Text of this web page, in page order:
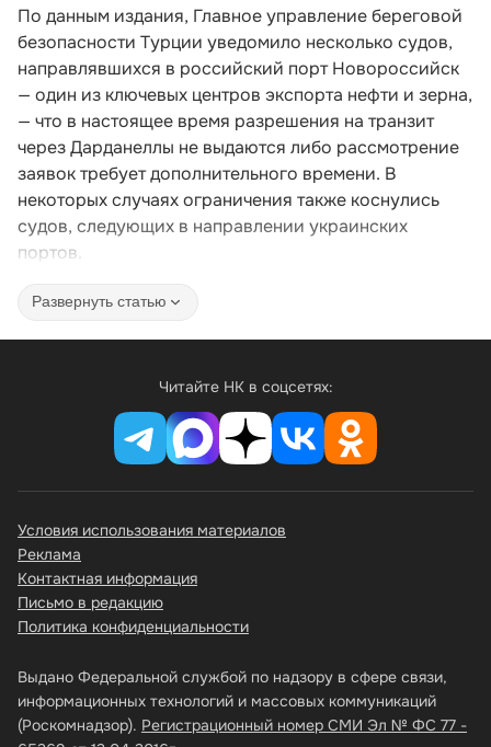
По данным издания, Главное управление береговой
безопасности Турции уведомило несколько судов,
направлявшихся в российский порт Новороссийск
— один из ключевых центров экспорта нефти и зерна,
— что в настоящее время разрешения на транзит
через Дарданеллы не выдаются либо рассмотрение
заявок требует дополнительного времени. В
некоторых случаях ограничения также коснулись
судов, следующих в направлении украинских
портов.
Развернуть статью
Читайте НК в соцсетях:
Выдано Федеральной службой по надзору в сфере связи,
информационных технологий и массовых коммуникаций
(Роскомнадзор). Регистрационный номер СМИ Эл № ФС 77 -
Условия использования материалов
Реклама
Контактная информация
Письмо в редакцию
Политика конфиденциальности